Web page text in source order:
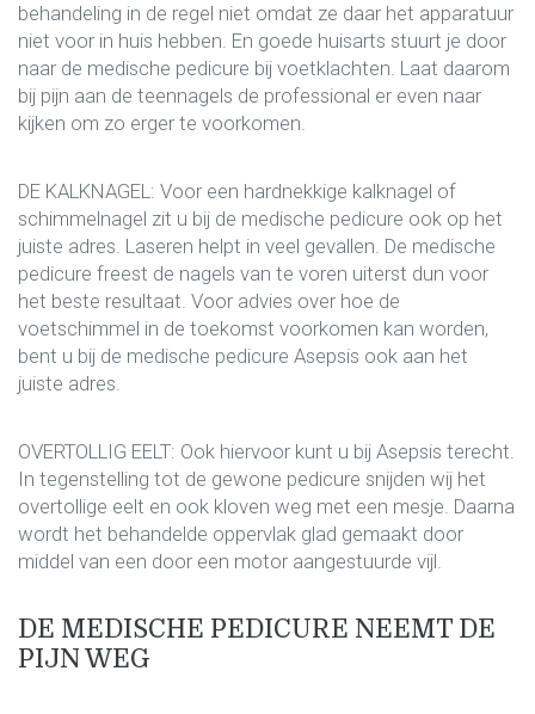
behandeling in de regel niet omdat ze daar het apparatuur
niet voor in huis hebben. En goede huisarts stuurt je door
naar de medische pedicure bij voetklachten. Laat daarom
bij pijn aan de teennagels de professional er even naar
kijken om zo erger te voorkomen.
DE KALKNAGEL: Voor een hardnekkige kalknagel of
schimmelnagel zit u bij de medische pedicure ook op het
juiste adres. Laseren helpt in veel gevallen. De medische
pedicure freest de nagels van te voren uiterst dun voor
het beste resultaat. Voor advies over hoe de
voetschimmel in de toekomst voorkomen kan worden,
bent u bij de medische pedicure Asepsis ook aan het
juiste adres.
OVERTOLLIG EELT: Ook hiervoor kunt u bij Asepsis terecht.
In tegenstelling tot de gewone pedicure snijden wij het
overtollige eelt en ook kloven weg met een mesje. Daarna
wordt het behandelde oppervlak glad gemaakt door
middel van een door een motor aangestuurde vijl.
DE MEDISCHE PEDICURE NEEMT DE
PIJN WEG